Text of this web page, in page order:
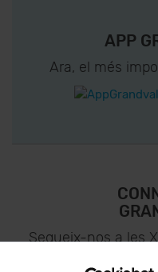
APP
Ara, el més
Segueix-nos a les